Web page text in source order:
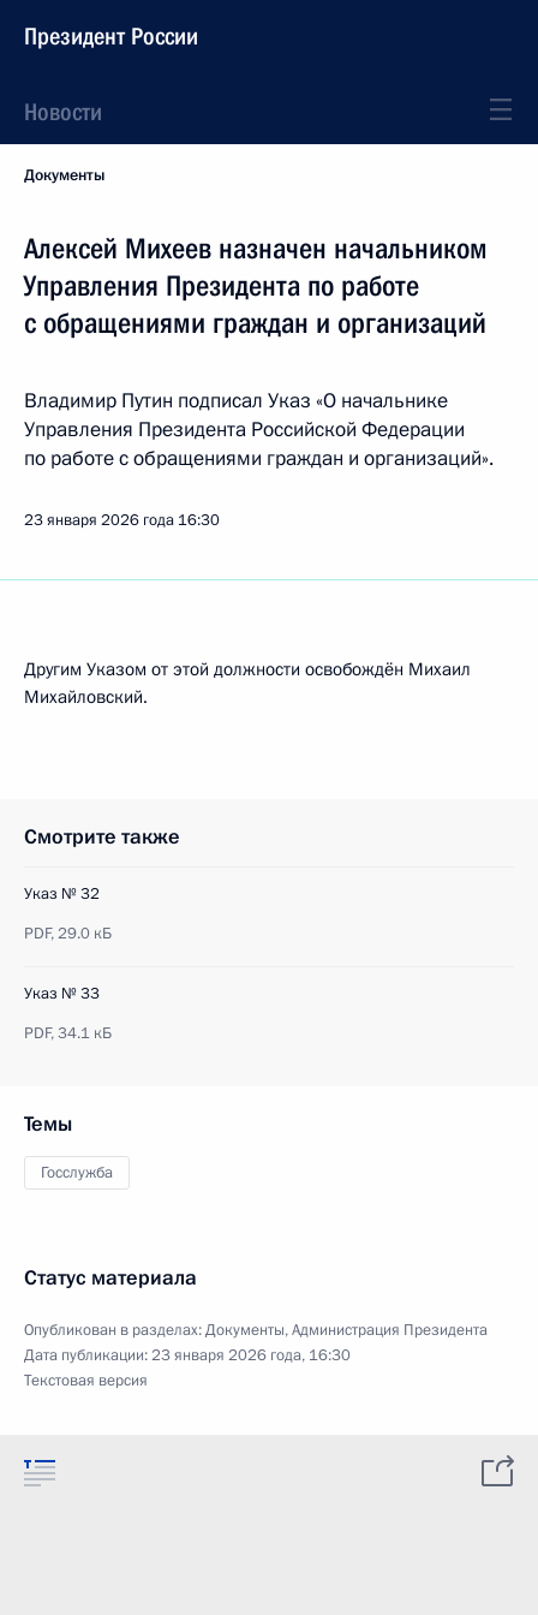
Президент России
Новости
Документы
Алексей Михеев назначен начальником
Управления Президента по работе
с обращениями граждан и организаций
Владимир Путин подписал Указ «О начальнике
Управления Президента Российской Федерации
по работе с обращениями граждан и организаций».
23 января 2026 года 16:30
Другим Указом от этой должности освобождён Михаил
Михайловский.
Смотрите также
Указ № 32
PDF,29.0 кБ
Указ № 33
PDF,34.1 кБ
Темы
Госслужба
Статус материала
Опубликован в разделах:Документы,Администрация Президента
Дата публикации:23 января 2026 года, 16:30
Текстовая версия